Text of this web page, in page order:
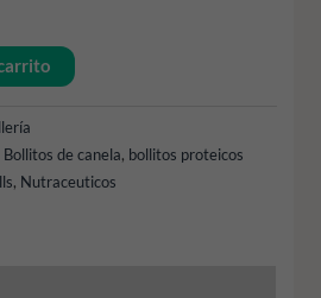
Bollitos de canela, bollitos proteicos
, Nutraceuticos